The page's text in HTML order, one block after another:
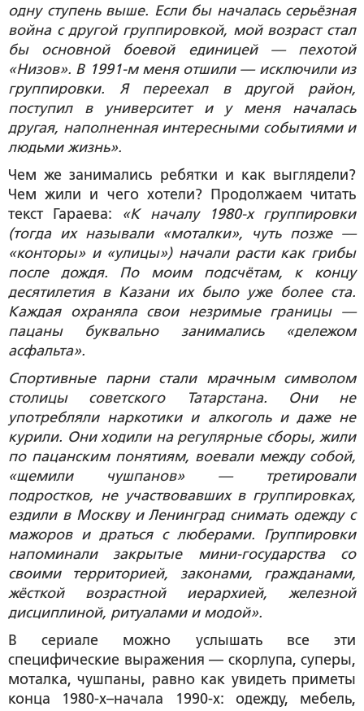
одну ступень выше. Если бы началась серьёзная
война с другой группировкой, мой возраст стал
бы основной боевой единицей — пехотой
«Низов». В 1991-м меня отшили — исключили из
группировки. Я переехал в другой район,
поступил в университет и у меня началась
другая, наполненная интересными событиями и
людьми жизнь».
Чем же занимались ребятки и как выглядели?
Чем жили и чего хотели? Продолжаем читать
текст Гараева: «К началу 1980-х группировки
(тогда их называли «моталки», чуть позже —
«конторы» и «улицы») начали расти как грибы
после дождя. По моим подсчётам, к концу
десятилетия в Казани их было уже более ста.
Каждая охраняла свои незримые границы —
пацаны буквально занимались «дележом
асфальта».
Спортивные парни стали мрачным символом
столицы советского Татарстана. Они не
употребляли наркотики и алкоголь и даже не
курили. Они ходили на регулярные сборы, жили
по пацанским понятиям, воевали между собой,
«щемили чушпанов» — третировали
подростков, не участвовавших в группировках,
ездили в Москву и Ленинград снимать одежду с
мажоров и драться с люберами. Группировки
напоминали закрытые мини-государства со
своими территорией, законами, гражданами,
жёсткой возрастной иерархией, железной
дисциплиной, ритуалами и модой».
В сериале можно услышать все эти
специфические выражения — скорлупа, суперы,
моталка, чушпаны, равно как увидеть приметы
конца 1980-х–начала 1990-х: одежду, мебель,